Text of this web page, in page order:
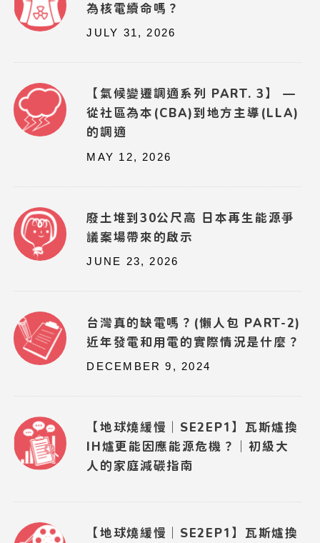
為核電續命嗎？
JULY 31, 2026
【氣候變遷調適系列 PART. 3】 —
從社區為本(CBA)到地方主導(LLA)
的調適
MAY 12, 2026
廢土堆到30公尺高 日本再生能源爭
議案場帶來的啟示
JUNE 23, 2026
台灣真的缺電嗎？(懶人包 PART-2)
近年發電和用電的實際情況是什麼？
DECEMBER 9, 2024
【地球燒緩慢｜SE2EP1】瓦斯爐換
IH爐更能因應能源危機？｜初級大
人的家庭減碳指南
【地球燒緩慢｜SE2EP1】瓦斯爐換